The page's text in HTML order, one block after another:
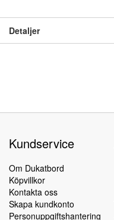
Detaljer
Kundservice
Om Dukatbord
Köpvillkor
Kontakta oss
Skapa kundkonto
Personuppgiftshantering